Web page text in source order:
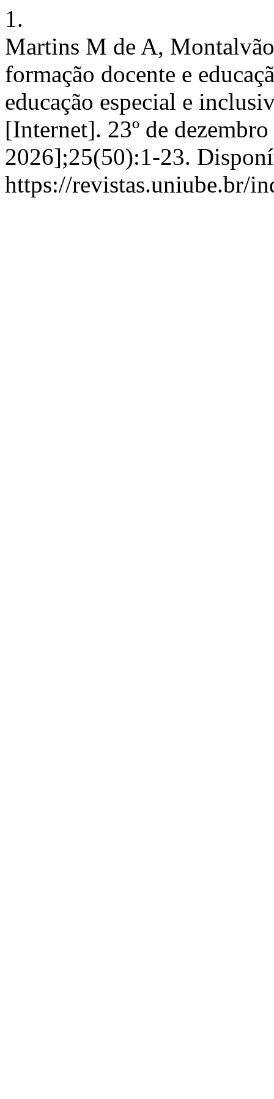
1.
Martins M de A,
formação docente e
educação especial e
[Internet]. 23º de
2026];25(50):1-23.
https://revistas.uniube.br/